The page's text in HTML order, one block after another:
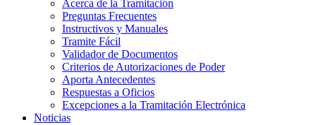
Acerca de la Tramitación
Preguntas Frecuentes
Instructivos y Manuales
Tramite Fácil
Validador de Documentos
Criterios de Autorizaciones de Poder
Aporta Antecedentes
Respuestas a Oficios
Excepciones a la Tramitación Electrónica
Noticias